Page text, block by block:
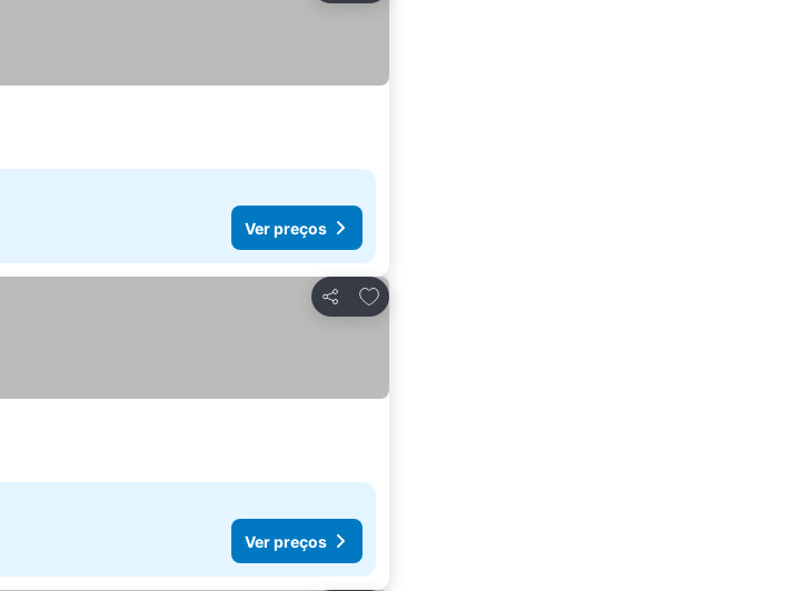
Ver preços
Partilhar
Adicionar aos favoritos
Ver preços